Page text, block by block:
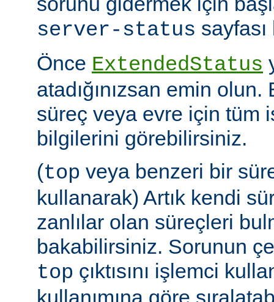
server-status
Önce ExtendedStatus
atadığınızsan emin
süreç veya evre için tüm
bilgilerini görebilirsiniz.
(top veya benzeri bir
kullanarak) Artık kendi
zanlılar olan süreçleri
bakabilirsiniz. Sorunun
top çıktısını işlemci
kullanımına göre